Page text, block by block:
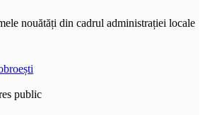
nouătăți din cadrul administrației locale
public